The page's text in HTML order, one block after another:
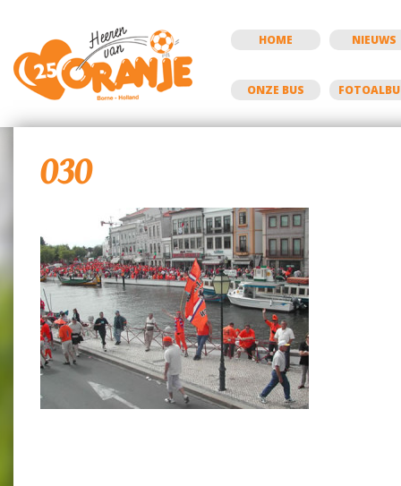
HOME NIEUWS
ONZE BUS
030